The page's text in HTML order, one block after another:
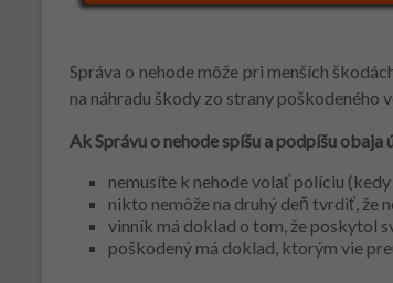
Správa o nehode môže pri menších
na náhradu škody zo strany
Ak Správu o nehode spíšu a podpíšu
nemusíte k nehode volať políciu
nikto nemôže na druhý deň tvrdiť, že
vinník má doklad o tom, že poskytol
poškodený má doklad, ktorým vie